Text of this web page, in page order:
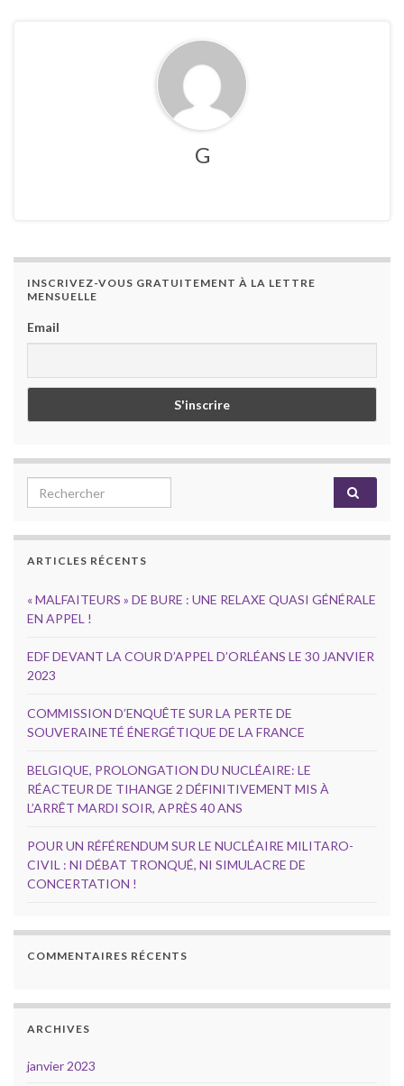
G
INSCRIVEZ-VOUS GRATUITEMENT À LA LETTRE
MENSUELLE
Email
Search for:
ARTICLES RÉCENTS
« MALFAITEURS » DE BURE : UNE RELAXE QUASI GÉNÉRALE
EN APPEL !
EDF DEVANT LA COUR D’APPEL D’ORLÉANS LE 30 JANVIER
2023
COMMISSION D’ENQUÊTE SUR LA PERTE DE
SOUVERAINETÉ ÉNERGÉTIQUE DE LA FRANCE
BELGIQUE, PROLONGATION DU NUCLÉAIRE: LE
RÉACTEUR DE TIHANGE 2 DÉFINITIVEMENT MIS À
L’ARRÊT MARDI SOIR, APRÈS 40 ANS
POUR UN RÉFÉRENDUM SUR LE NUCLÉAIRE MILITARO-
CIVIL : NI DÉBAT TRONQUÉ, NI SIMULACRE DE
CONCERTATION !
COMMENTAIRES RÉCENTS
ARCHIVES
janvier 2023